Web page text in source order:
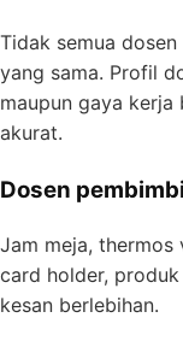
Tidak semua
yang sama. Profil
maupun gaya kerja
akurat.
Dosen
Jam meja, thermos
card holder,
kesan berlebihan.